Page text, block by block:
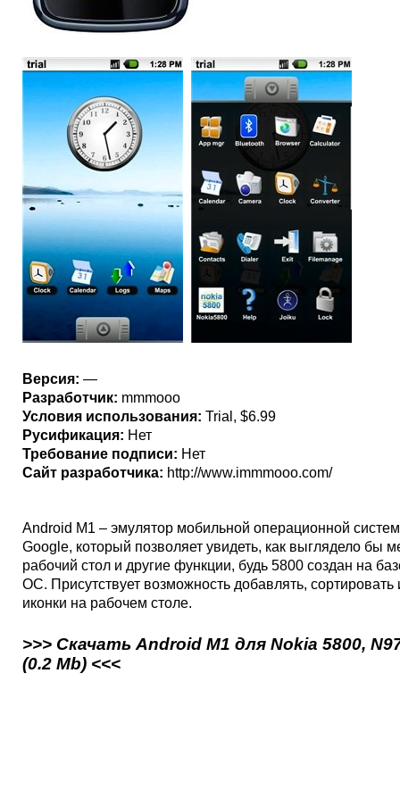
Версия: —
Разработчик: mmmooo
Условия использования: Trial, $6.99
Русификация: Нет
Требование подписи: Нет
Сайт разработчика: http://www.immmooo.com/
Android M1 – эмулятор мобильной операционной
Google, который позволяет увидеть, как выглядело бы
рабочий стол и другие функции, будь 5800 создан на
ОС. Присутствует возможность добавлять, сортировать
иконки на рабочем столе.
>>> Скачать Android M1 для Nokia 5800,
(0.2 Mb) <<<